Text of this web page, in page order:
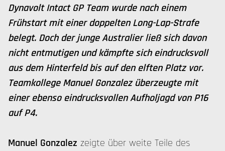
Dynavolt Intact GP Team wurde nach einem
Frühstart mit einer doppelten Long-Lap-Strafe
belegt. Doch der junge Australier ließ sich davon
nicht entmutigen und kämpfte sich eindrucksvoll
aus dem Hinterfeld bis auf den elften Platz vor.
Teamkollege Manuel Gonzalez überzeugte mit
einer ebenso eindrucksvollen Aufholjagd von P16
auf P4.
Manuel Gonzalez zeigte über weite Teile des